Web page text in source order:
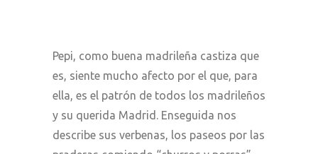
Pepi, como buena madrileña castiza que
es, siente mucho afecto por el que, para
ella, es el patrón de todos los madrileños
y su querida Madrid. Enseguida nos
describe sus verbenas, los paseos por las